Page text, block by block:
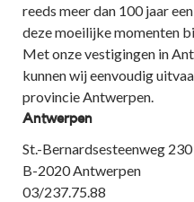
reeds meer dan 100 jaar
deze moeilijke momenten
Met onze vestigingen in
kunnen wij eenvoudig
provincie Antwerpen.
Antwerpen
St.-Bernardsesteenweg 230
B-2020 Antwerpen
03/237.75.88